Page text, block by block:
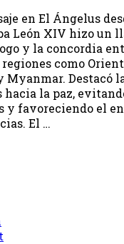
en El Ángelus
León XIV hizo un
y la concordia
como
Myanmar. Destacó
hacia la paz,
y favoreciendo el
El …